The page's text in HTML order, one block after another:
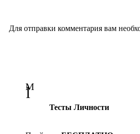
Для отправки комментария вам
M
l
Тесты Личности